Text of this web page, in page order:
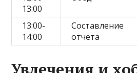
13:00
13:00-
14:00
Составление
отчета
Увлечения и